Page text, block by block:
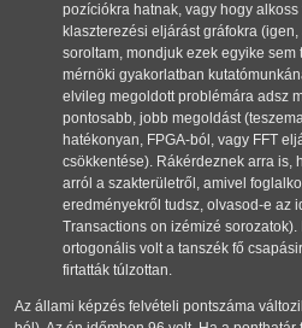
pozíciókra hatnak, vagy hogy
klaszterezési eljárást gráfokra
soroltam, mondjuk ezek egyike sem
mérnöki gyakorlatban
elvileg megoldott problémára adsz
pontosabb, jobb megoldást
hatékonyan, FPGA-ból, vagy FFT
csökkentése). Rákérdeznek arra is,
arról a szakterületről, amivel
eredményekről tudsz, olvasod-e az
Transactions on izémizé
ortogonális volt a tanszék fő
firtatták túlzottan.
Az állami képzés felvételi pontszáma